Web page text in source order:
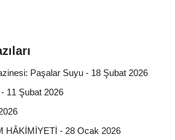
Paşalar Suyu - 18 Şubat 2026
11 Şubat 2026
HÂKİMİYETİ - 28 Ocak 2026